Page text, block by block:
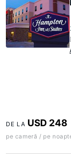
DE LA USD 248
pe cameră / pe